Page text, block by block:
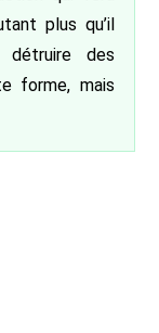
plus qu’il
détruire des
forme, mais